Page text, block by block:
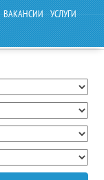
ВАКАНСИИ УСЛУГИ